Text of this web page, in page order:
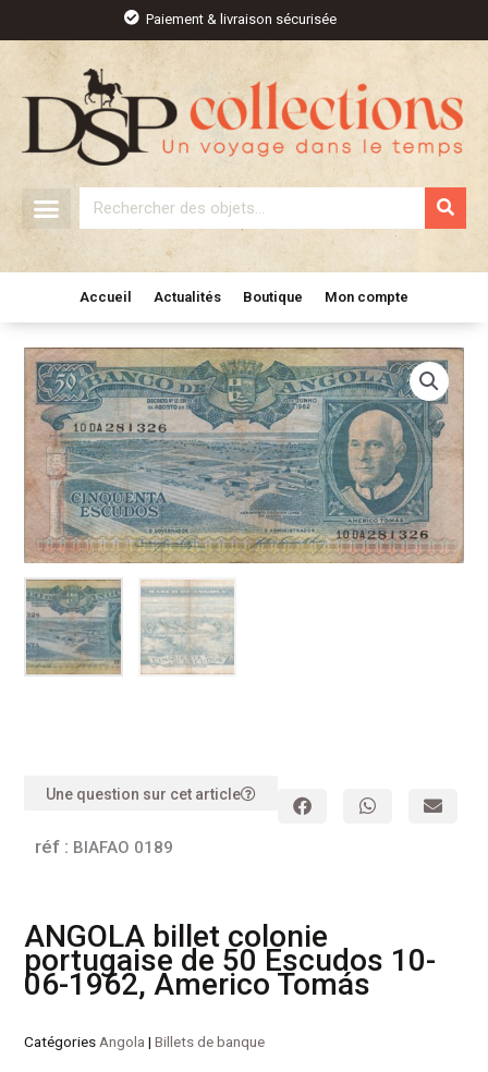
contenu
Paiement & livraison sécurisée
Rechercher
Accueil Actualités Boutique Mon compte
Une question sur cet article
réf : BIAFAO 0189
ANGOLA billet colonie
portugaise de 50 Escudos 10-
06-1962, Americo Tomás
Catégories Angola |Billets de banque